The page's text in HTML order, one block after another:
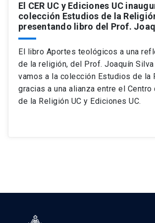
El CER UC y Ediciones UC
colección Estudios de la
presentando libro del Prof.
El libro Aportes teológicos a una
de la religión, del Prof. Joaquín
vamos a la colección Estudios de la
gracias a una alianza entre el Centro
de la Religión UC y Ediciones UC.